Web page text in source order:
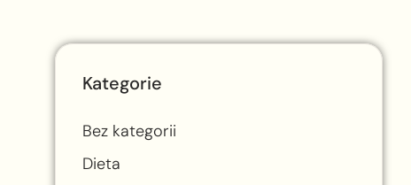
Kategorie
Bez kategorii
Dieta